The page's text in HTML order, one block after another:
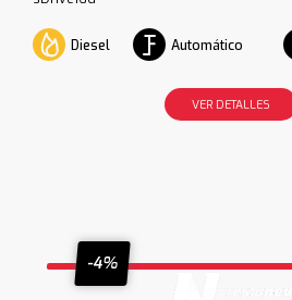
Diesel Automático
VER DETALLES
-4%